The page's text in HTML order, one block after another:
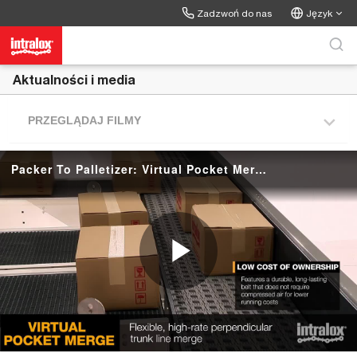
Zadzwoń do nas Język
Aktualności i media
PRZEGLĄDAJ FILMY
Packer To Palletizer: Virtual Pocket Merge
P